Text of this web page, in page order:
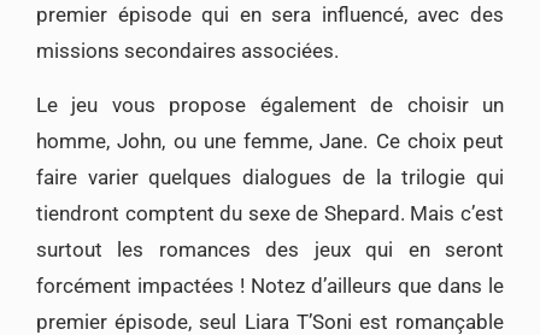
premier épisode qui en sera influencé, avec des
missions secondaires associées.
Le jeu vous propose également de choisir un
homme, John, ou une femme, Jane. Ce choix peut
faire varier quelques dialogues de la trilogie qui
tiendront comptent du sexe de Shepard. Mais c’est
surtout les romances des jeux qui en seront
forcément impactées ! Notez d’ailleurs que dans le
premier épisode, seul Liara T’Soni est romançable